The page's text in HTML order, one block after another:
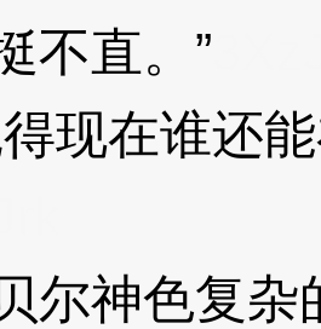
不直。”
在谁还能
神色复杂